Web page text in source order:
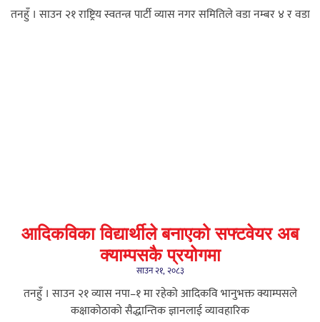
तनहुँ । साउन २१ राष्ट्रिय स्वतन्त्र पार्टी व्यास नगर समितिले वडा नम्बर ४ र वडा
आदिकविका विद्यार्थीले बनाएको सफ्टवेयर अब
क्याम्पसकै प्रयोगमा
साउन २१, २०८३
तनहुँ । साउन २१ ​व्यास नपा–१ मा रहेको आदिकवि भानुभक्त क्याम्पसले
कक्षाकोठाको सैद्धान्तिक ज्ञानलाई व्यावहारिक